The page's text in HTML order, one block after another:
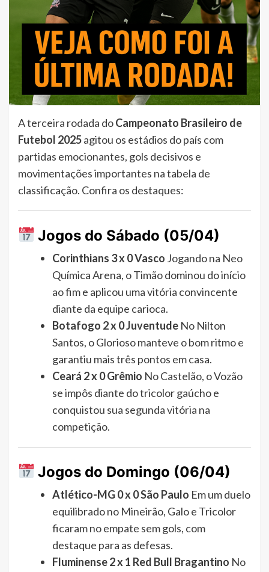
A terceira rodada doCampeonato Brasileiro de
Futebol 2025agitou os estádios do país com
partidas emocionantes, gols decisivos e
movimentações importantes na tabela de
classificação. Confira os destaques:
Jogos do Sábado (05/04)
Corinthians 3 x 0 Vasco Jogando na Neo
Química Arena, o Timão dominou do início
ao fim e aplicou uma vitória convincente
diante da equipe carioca.
Botafogo 2 x 0 Juventude No Nilton
Santos, o Glorioso manteve o bom ritmo e
garantiu mais três pontos em casa.
Ceará 2 x 0 Grêmio No Castelão, o Vozão
se impôs diante do tricolor gaúcho e
conquistou sua segunda vitória na
competição.
Jogos do Domingo (06/04)
Atlético-MG 0 x 0 São Paulo Em um duelo
equilibrado no Mineirão, Galo e Tricolor
ficaram no empate sem gols, com
destaque para as defesas.
Fluminense 2 x 1 Red Bull Bragantino No